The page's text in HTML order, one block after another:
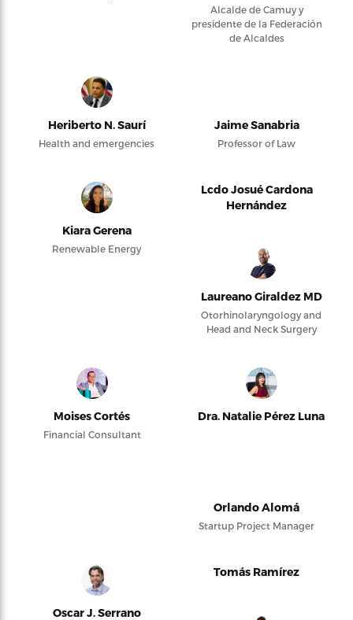
Alcalde de Camuy y
presidente de la Federación
de Alcaldes
Heriberto N. Saurí
Health and emergencies
Jaime Sanabria
Professor of Law
Kiara Gerena
Renewable Energy
Lcdo Josué Cardona
Hernández
Laureano Giraldez MD
Otorhinolaryngology and
Head and Neck Surgery
Moises Cortés
Financial Consultant
Dra. Natalie Pérez Luna
Orlando Alomá
Startup Project Manager
Oscar J. Serrano
Tomás Ramírez